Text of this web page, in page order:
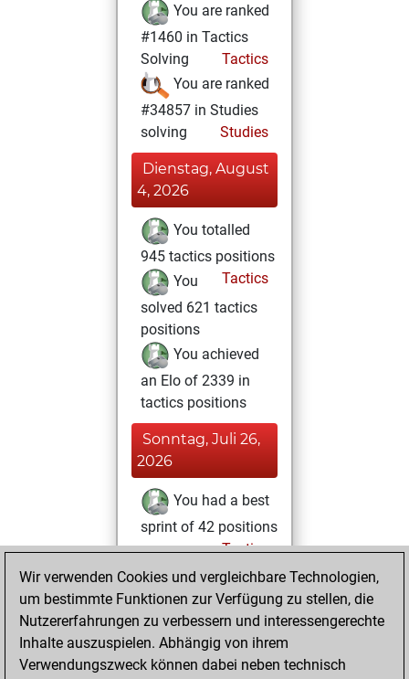
You are ranked
#1460 in Tactics
Solving
Tactics
You are ranked
#34857 in Studies
solving
Studies
Dienstag, August
4, 2026
You totalled
945 tactics positions
Tactics
You
solved 621 tactics
positions
You achieved
an Elo of 2339 in
tactics positions
Sonntag, Juli 26,
2026
You had a best
sprint of 42 positions
Tactics
März 12, 2025
You created
your Studies account
Studies
Wir verwenden Cookies und vergleichbare Technologien,
um bestimmte Funktionen zur Verfügung zu stellen, die
Nutzererfahrungen zu verbessern und interessengerechte
Inhalte auszuspielen. Abhängig von ihrem
Verwendungszweck können dabei neben technisch